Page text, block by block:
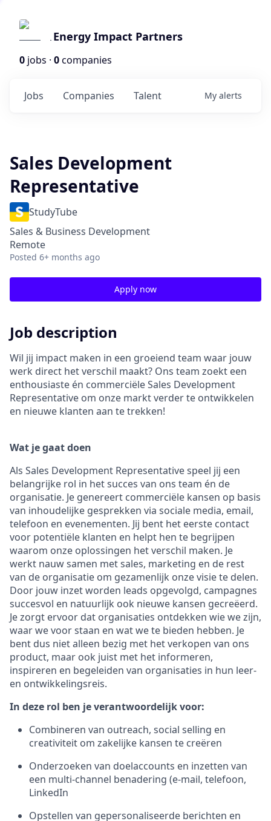
Energy Impact Partners
0 jobs · 0companies
Jobs Companies Talent My alerts
Sales Development
Representative
StudyTube
Sales & Business Development
Remote
Posted 6+ months ago
Apply now
Job description
Wil jij impact maken in een groeiend team waar jouw
werk direct het verschil maakt? Ons team zoekt een
enthousiaste én commerciële Sales Development
Representative om onze markt verder te ontwikkelen
en nieuwe klanten aan te trekken!
Wat je gaat doen
Als Sales Development Representative speel jij een
belangrijke rol in het succes van ons team én de
organisatie. Je genereert commerciële kansen op basis
van inhoudelijke gesprekken via sociale media, email,
telefoon en evenementen. Jij bent het eerste contact
voor potentiële klanten en helpt hen te begrijpen
waarom onze oplossingen het verschil maken. Je
werkt nauw samen met sales, marketing en de rest
van de organisatie om gezamenlijk onze visie te delen.
Door jouw inzet worden leads opgevolgd, campagnes
succesvol en natuurlijk ook nieuwe kansen gecreëerd.
Je zorgt ervoor dat organisaties ontdekken wie we zijn,
waar we voor staan en wat we te bieden hebben. Je
bent dus niet alleen bezig met het verkopen van ons
product, maar ook juist met het informeren,
inspireren en begeleiden van organisaties in hun leer-
en ontwikkelingsreis.
In deze rol ben je verantwoordelijk voor:
Combineren van outreach, social selling en
creativiteit om zakelijke kansen te creëren
Onderzoeken van doelaccounts en inzetten van
een multi-channel benadering (e-mail, telefoon,
LinkedIn
Opstellen van gepersonaliseerde berichten en